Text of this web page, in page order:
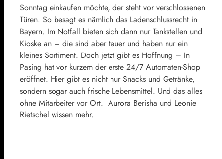
Sonntag einkaufen möchte, der steht vor verschlossenen
Türen. So besagt es nämlich das Ladenschlussrecht in
Bayern. Im Notfall bieten sich dann nur Tankstellen und
Kioske an – die sind aber teuer und haben nur ein
kleines Sortiment. Doch jetzt gibt es Hoffnung – In
Pasing hat vor kurzem der erste 24/7 Automaten-Shop
eröffnet. Hier gibt es nicht nur Snacks und Getränke,
sondern sogar auch frische Lebensmittel. Und das alles
ohne Mitarbeiter vor Ort. Aurora Berisha und Leonie
Rietschel wissen mehr.